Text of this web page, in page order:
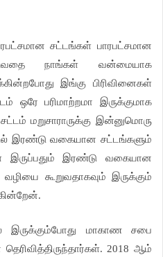
சட்டங்கள் பாரபட்சமான
நாங்கள் வன்மையாக
இங்கு பிரிவினைகள்
ஒரே பரிமாற்றமா இருக்குமாக
மறுசாராருக்கு இன்னுமொரு
இரண்டு வகையான சட்டங்களும்
இரண்டு வகையான
வழியை கூறுவதாகவும் இருக்கும்
இருக்கும்போது மாகாண சபை
2018 ஆம்